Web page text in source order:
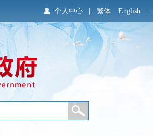
繁体 English
个人中心